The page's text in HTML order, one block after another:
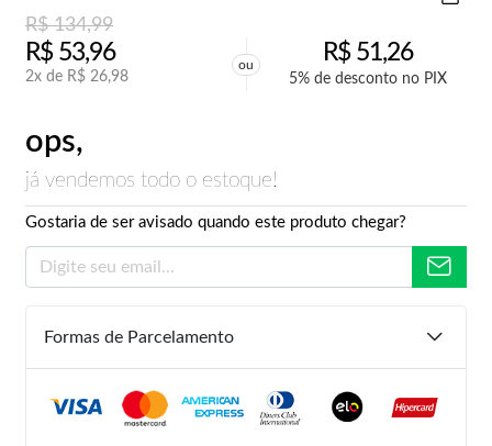
R$134,99
R$53,96
2x de R$ 26,98
ou R$51,26
5% de desconto no PIX
ops,
já vendemos todo o estoque!
Gostaria de ser avisado quando este produto chegar?
Formas de Parcelamento